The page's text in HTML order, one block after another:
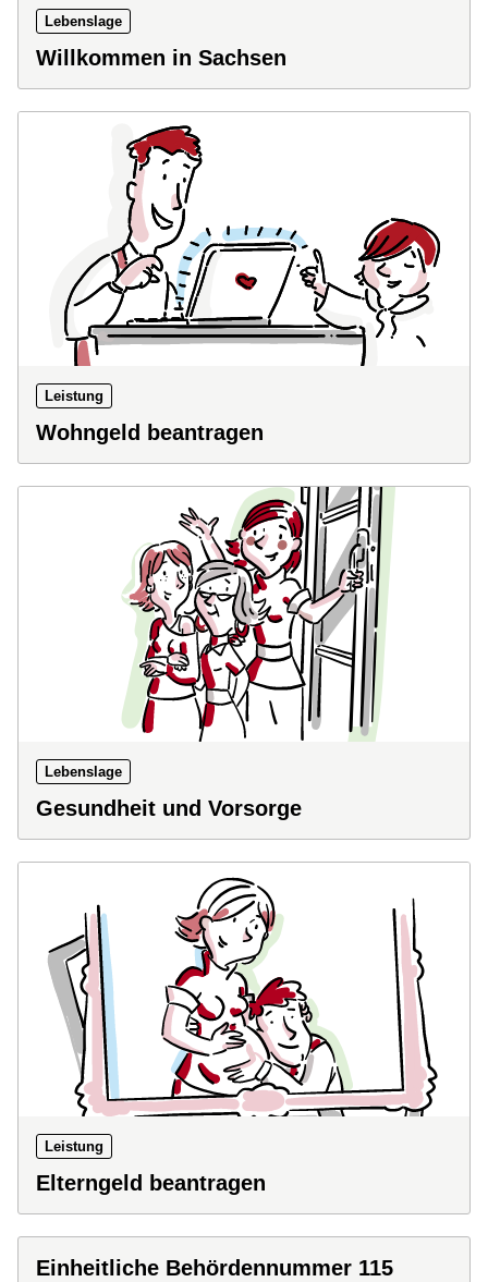
Lebenslage
Willkommen in Sachsen
Leistung
Wohngeld beantragen
Lebenslage
Gesundheit und Vorsorge
Leistung
Elterngeld beantragen
Einheitliche Behördennummer 115